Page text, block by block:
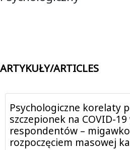
ARTYKUŁY/ARTICLES
Psychologiczne korelaty
szczepionek na COVID-
respondentów –
rozpoczęciem masowej